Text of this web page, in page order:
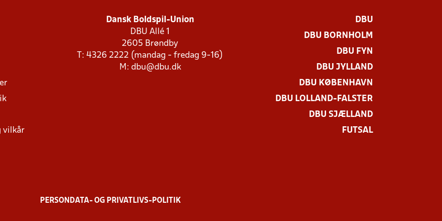
vilkår
Dansk Boldspil-Union
DBU Allé 1
2605 Brøndby
T: 4326 2222 (mandag - fredag 9-16)
M: dbu@dbu.dk
DBU
DBU BORNHOLM
DBU FYN
DBU JYLLAND
DBU KØBENHAVN
DBU LOLLAND-FALSTER
DBU SJÆLLAND
FUTSAL
PERSONDATA- OG PRIVATLIVS-POLITIK